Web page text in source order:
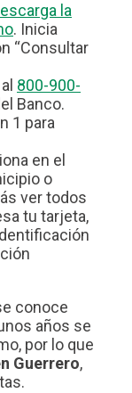
la
. Inicia
“Consultar
800-900-
Banco.
1 para
en el
o
ver todos
tu tarjeta,
conoce
años se
por lo que
Guerrero,